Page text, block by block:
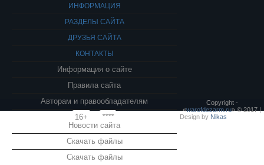
ИНФОРМАЦИЯ
РАЗДЕЛЫ САЙТА
ДРУЗЬЯ САЙТА
КОНТАКТЫ
Информация о сайте
Правила сайта
Авторам и правообладателям
16+
****
Новости сайта
Скачать файлы
Скачать файлы
Copyright -
«warofdezarm.ru» © 2017 |
Design by Nikas